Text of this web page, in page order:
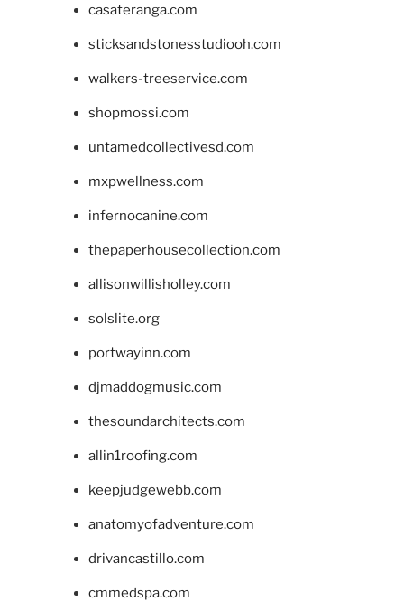
casateranga.com
sticksandstonesstudiooh.com
walkers-treeservice.com
shopmossi.com
untamedcollectivesd.com
mxpwellness.com
infernocanine.com
thepaperhousecollection.com
allisonwillisholley.com
solslite.org
portwayinn.com
djmaddogmusic.com
thesoundarchitects.com
allin1roofing.com
keepjudgewebb.com
anatomyofadventure.com
drivancastillo.com
cmmedspa.com